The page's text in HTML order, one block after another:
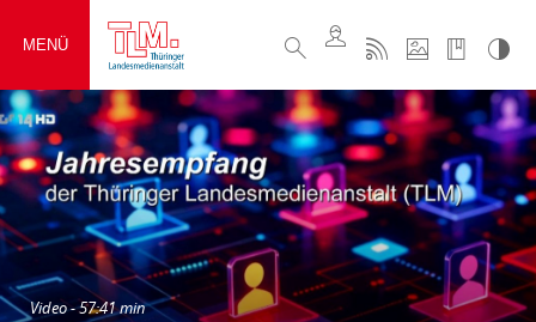
MENÜ
Video - 57:41 min